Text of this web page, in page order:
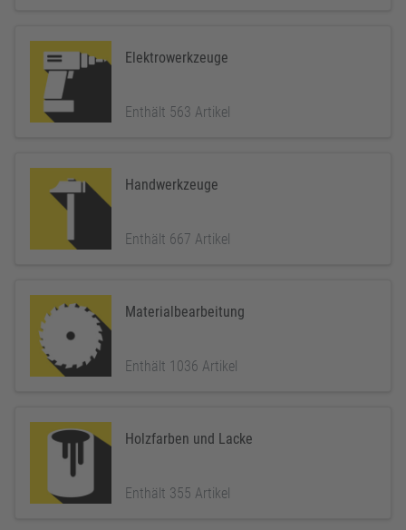
Elektrowerkzeuge
Enthält 563 Artikel
Handwerkzeuge
Enthält 667 Artikel
Materialbearbeitung
Enthält 1036 Artikel
Holzfarben und Lacke
Enthält 355 Artikel